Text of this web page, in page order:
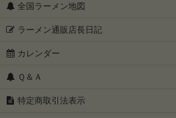
全国ラーメン地図
ラーメン通販店長日記
カレンダー
Ｑ＆Ａ
特定商取引法表示